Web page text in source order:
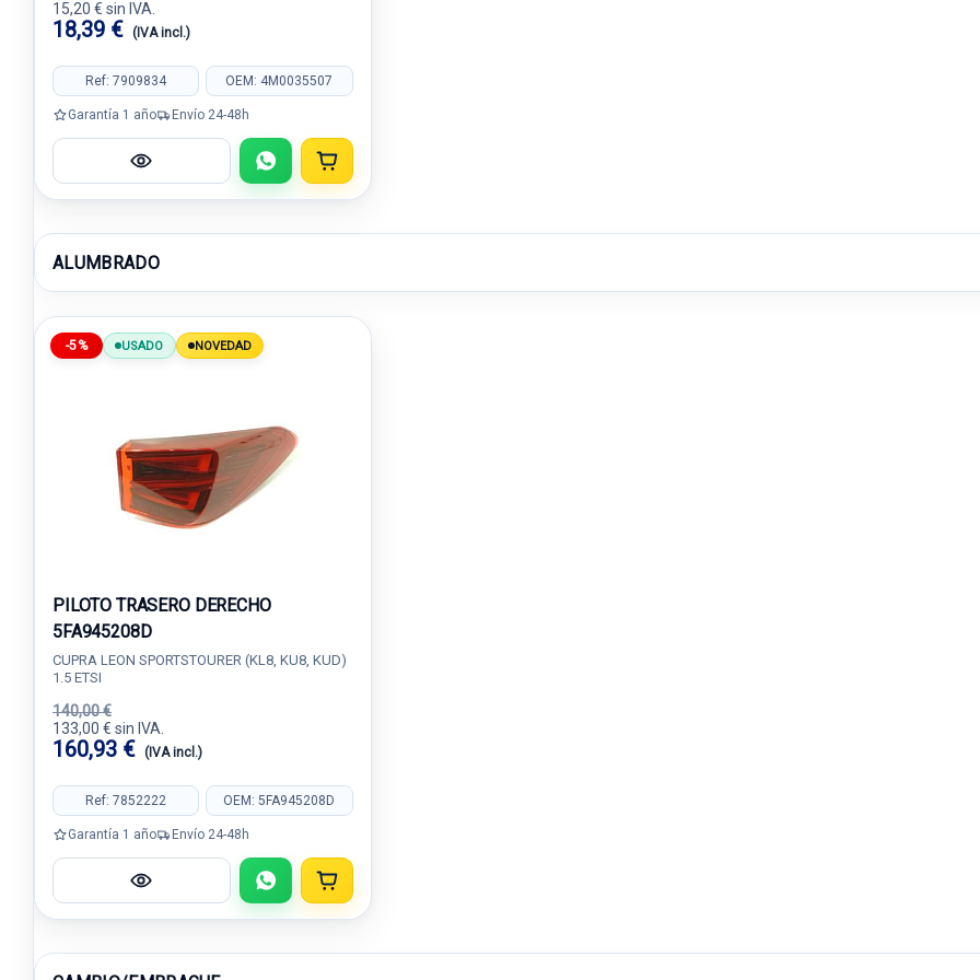
15,20 € sin IVA.
18,39 € (IVA incl.)
Ref: 7909834 OEM: 4M0035507
Garantía 1 año Envío 24-48h
ALUMBRADO
-5% USADO NOVEDAD
PILOTO TRASERO DERECHO
5FA945208D
CUPRA LEON SPORTSTOURER (KL8, KU8, KUD)
1.5 ETSI
140,00 €
133,00 € sin IVA.
160,93 € (IVA incl.)
Ref: 7852222 OEM: 5FA945208D
Garantía 1 año Envío 24-48h